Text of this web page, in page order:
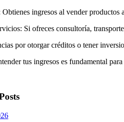
Obtienes ingresos al vender productos
Si ofreces consultoría,
por otorgar créditos o tener
tus ingresos es fundamental